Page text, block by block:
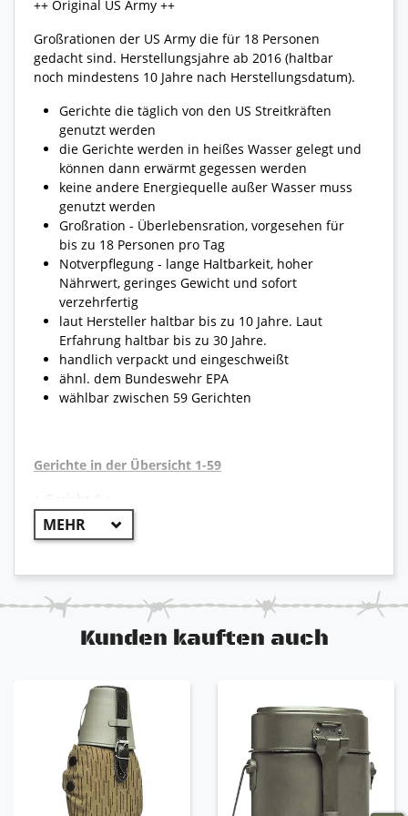
++ Original US Army ++
Großrationen der US Army die für 18 Personen
gedacht sind. Herstellungsjahre ab 2016 (haltbar
noch mindestens 10 Jahre nach Herstellungsdatum).
Gerichte die täglich von den US Streitkräften
genutzt werden
die Gerichte werden in heißes Wasser gelegt und
können dann erwärmt gegessen werden
keine andere Energiequelle außer Wasser muss
genutzt werden
Großration - Überlebensration, vorgesehen für
bis zu 18 Personen pro Tag
Notverpflegung - lange Haltbarkeit, hoher
Nährwert, geringes Gewicht und sofort
verzehrfertig
laut Hersteller haltbar bis zu 10 Jahre. Laut
Erfahrung haltbar bis zu 30 Jahre.
handlich verpackt und eingeschweißt
ähnl. dem Bundeswehr EPA
wählbar zwischen 59 Gerichten
Gerichte in der Übersicht 1-59
Breakfast Cake with Maple Flavored Syrup
(Frühstückskuchen mit Ahorn Sirup)
+ Gericht 2 +
(Apfelkompott)
+ Gericht 3 +
(Frühstückskuchen mit Ahorn und Blaubeeren Sirup)
+ Gericht 4 +
Cranberry Orange Cake with white Icing
(Preiselbeeren-Orangenkuchen mit Zuckerguss)
+ Gericht 5 +
White Rice
Kunden kauften auch